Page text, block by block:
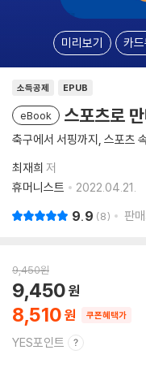
미리보기 카
소득공제 EPUB
eBook 스포츠로
축구에서 서핑까지, 스포츠
최재희 저
휴머니스트
2022.04.21.
9.9 8 판
9,450원
8,510
9,450
쿠폰혜택가
YES포인트